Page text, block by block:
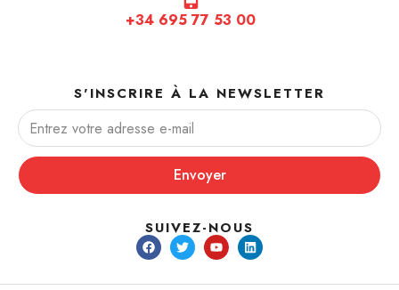
+34 695 77 53 00
S'INSCRIRE À LA NEWSLETTER
Envoyer
SUIVEZ-NOUS